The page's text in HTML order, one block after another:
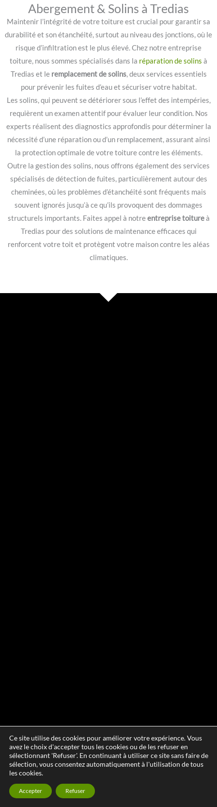
Abergement & Solins à Tredias
Maintenir l’intégrité de votre toiture est crucial pour garantir sa
durabilité et son étanchéité, surtout au niveau des jonctions, où le
risque d’infiltration est le plus élevé. Chez notre entreprise
toiture, nous sommes spécialisés dans la réparation de solins à
Tredias et le remplacement de solins, deux services essentiels
pour prévenir les fuites d’eau et sécuriser votre habitat.
Les solins, qui peuvent se détériorer sous l’effet des intempéries,
requièrent un examen attentif pour évaluer leur condition. Nos
experts réalisent des diagnostics approfondis pour déterminer la
nécessité d’une réparation ou d’un remplacement, assurant ainsi
la protection optimale de votre toiture contre les éléments.
Outre la gestion des solins, nous offrons également des services
spécialisés de détection de fuites, particulièrement autour des
cheminées, où les problèmes d’étanchéité sont fréquents mais
souvent ignorés jusqu’à ce qu’ils provoquent des dommages
structurels importants. Faites appel à notreentreprise toitureà
Tredias pour des solutions de maintenance efficaces qui
renforcent votre toit et protègent votre maison contre les aléas
climatiques.
Ce site utilise des cookies pour améliorer votre expérience. Vous
avez le choix d'accepter tous les cookies ou de les refuser en
sélectionnant 'Refuser'. En continuant à utiliser ce site sans faire de
sélection, vous consentez automatiquement à l'utilisation de tous
les cookies.
Accepter Refuser